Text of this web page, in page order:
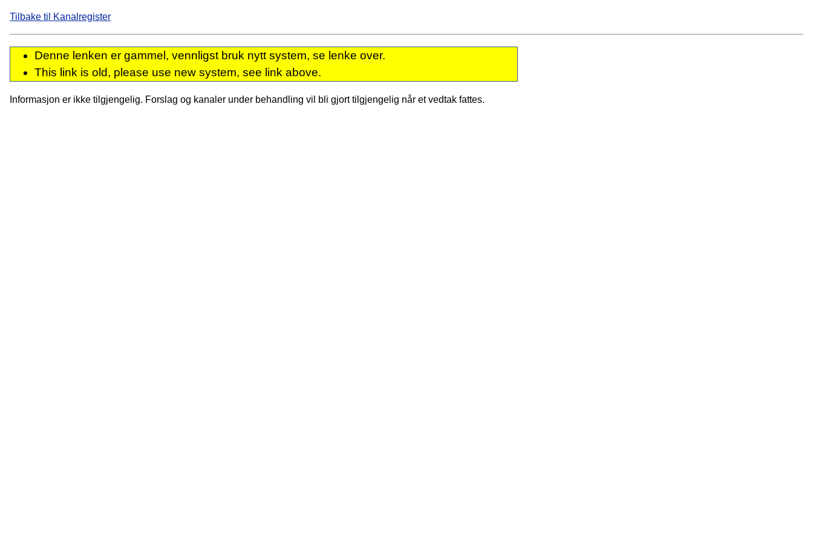
Tilbake til Kanalregister
Denne lenken er gammel, vennligst bruk nytt system, se lenke over.
This link is old, please use new system, see link above.
Informasjon er ikke tilgjengelig. Forslag og kanaler under behandling vil bli gjort tilgjengelig når et vedtak fattes.